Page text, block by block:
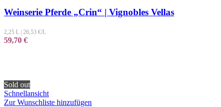
Weinserie Pferde „Crin“ | Vignobles Vellas
2,25 L | 26,53 €/L
59,70 €
Sold out
Schnellansicht
Zur Wunschliste hinzufügen